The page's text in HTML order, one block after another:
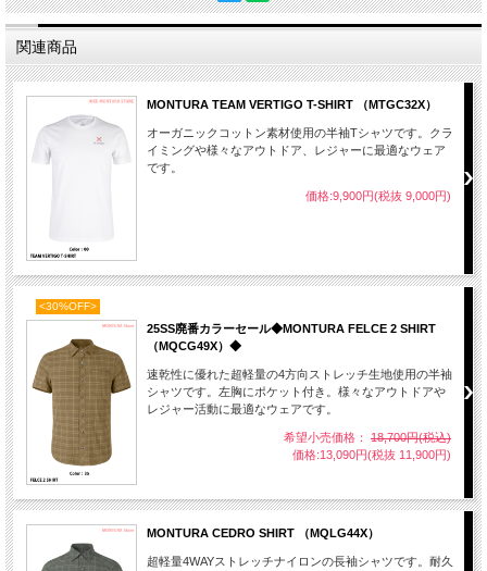
関連商品
MONTURA TEAM VERTIGO T-SHIRT （MTGC32X）
オーガニックコットン素材使用の半袖Tシャツです。クラ
イミングや様々なアウトドア、レジャーに最適なウェア
です。
価格:9,900円(税抜 9,000円)
<30%OFF>
25SS廃番カラーセール◆MONTURA FELCE 2 SHIRT
（MQCG49X）◆
速乾性に優れた超軽量の4方向ストレッチ生地使用の半袖
シャツです。左胸にポケット付き。様々なアウトドアや
レジャー活動に最適なウェアです。
希望小売価格： 18,700円(税込)
価格:13,090円(税抜 11,900円)
MONTURA CEDRO SHIRT （MQLG44X）
超軽量4WAYストレッチナイロンの長袖シャツです。耐久